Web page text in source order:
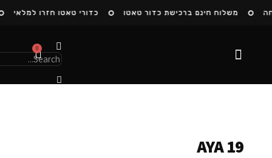
משלוח חינם ברכישת כדור טאטו כדורי טאטו חזרו למלאי
0
AYA 19